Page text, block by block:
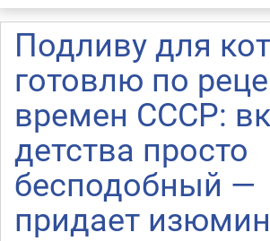
Подливу для
готовлю по
времен СССР:
детства просто
бесподобный —
придает